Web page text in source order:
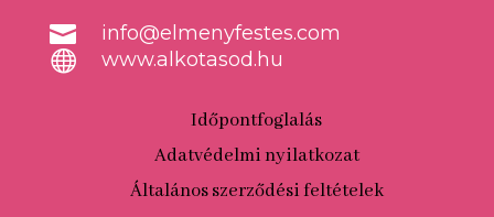
 info@elmenyfestes.com
 www.alkotasod.hu
Időpontfoglalás
Adatvédelmi nyilatkozat
Általános szerződési feltételek